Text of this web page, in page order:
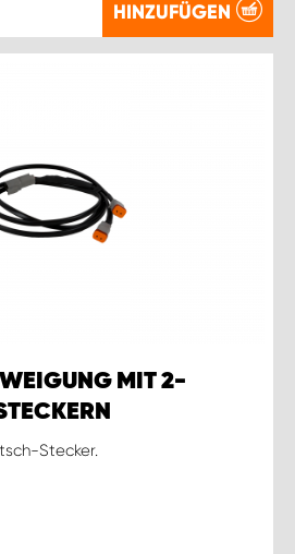
HINZUFÜGEN
MIT 2-
Stecker.